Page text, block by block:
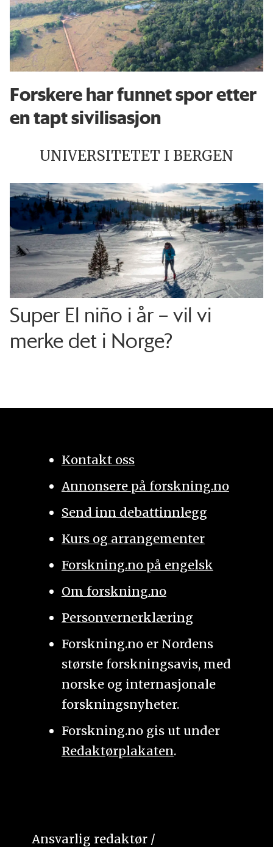
Forskere har funnet spor etter
en tapt sivilisasjon
UNIVERSITETET I BERGEN
Super El niño i år – vil vi
merke det i Norge?
Kontakt oss
Annonsere på forskning.no
Send inn debattinnlegg
Kurs og arrangementer
Forskning.no på engelsk
Om forskning.no
Personvernerklæring
Forskning.no er Nordens
største forskningsavis, med
norske og internasjonale
forskningsnyheter.
Forskning.no gis ut under
Redaktørplakaten.
Ansvarlig redaktør /